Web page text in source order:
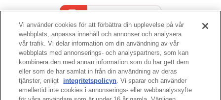
sidans topp
Vi använder cookies för att förbättra din upplevelse på vår
webbplats, anpassa innehåll och annonser och analysera
vår trafik. Vi delar information om din användning av vår
webbplats med annonserings- och analyspartners, som kan
kombinera den med annan information som du har gett dem
eller som de har samlat in från din användning av deras
tjänster, enligt
integritetspolicyn. Vi sparar och använder
emellertid inte cookies i annonserings- eller webbanalyssyfte